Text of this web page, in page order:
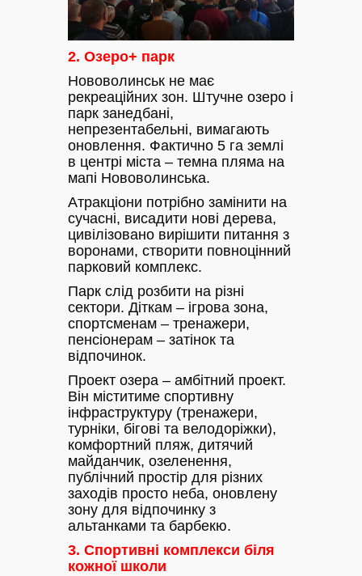
2. Озеро+ парк
Нововолинськ не має
рекреаційних зон. Штучне озеро і
парк занедбані,
непрезентабельні, вимагають
оновлення. Фактично 5 га землі
в центрі міста – темна пляма на
мапі Нововолинська.
Атракціони потрібно замінити на
сучасні, висадити нові дерева,
цивілізовано вирішити питання з
воронами, створити повноцінний
парковий комплекс.
Парк слід розбити на різні
сектори. Діткам – ігрова зона,
спортсменам – тренажери,
пенсіонерам – затінок та
відпочинок.
Проект озера – амбітний проект.
Він міститиме спортивну
інфраструктуру (тренажери,
турніки, бігові та велодоріжки),
комфортний пляж, дитячий
майданчик, озеленення,
публічний простір для різних
заходів просто неба, оновлену
зону для відпочинку з
альтанками та барбекю.
3. Спортивні комплекси біля
кожної школи